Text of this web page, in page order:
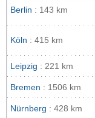
Berlin : 143 km
Köln : 415 km
Leipzig : 221 km
Bremen : 1506 km
Nürnberg : 428 km